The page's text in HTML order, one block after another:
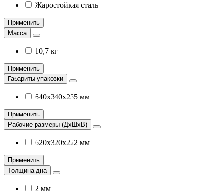
Жаростойкая сталь
Применить
Масса
10,7 кг
Применить
Габариты упаковки
640х340х235 мм
Применить
Рабочие размеры (ДхШхВ)
620х320х222 мм
Применить
Толщина дна
2 мм